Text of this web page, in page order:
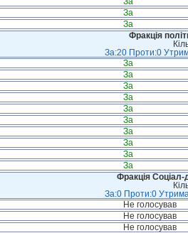
За
За
Фракція
За:20 Проти:0
За
За
За
За
За
За
За
За
За
За
Фракція Соціал-
За:0 Проти:0
Не голосував
Не голосував
Не голосував